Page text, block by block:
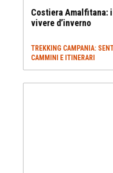
Costiera Amalfitana:
vivere d’inverno
TREKKING CAMPANIA:
CAMMINI E ITINERARI